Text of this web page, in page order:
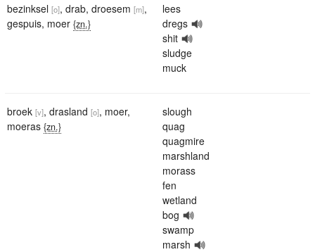
bezinksel [o], drab, droesem [m],
gespuis, moer {zn.}
lees
dregs
shit
sludge
muck
broek [v], drasland [o], moer,
moeras {zn.}
slough
quag
quagmire
marshland
morass
fen
wetland
bog
swamp
marsh